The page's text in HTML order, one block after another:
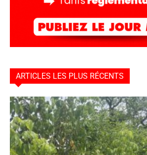
ARTICLES LES PLUS RÉCENTS